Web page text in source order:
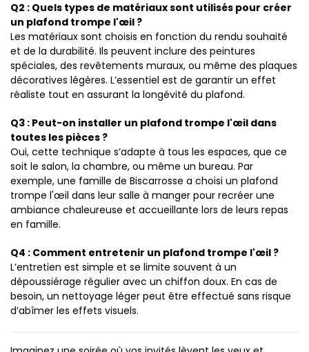
Q2 : Quels types de matériaux sont utilisés pour créer
un plafond trompe l'œil ?
Les matériaux sont choisis en fonction du rendu souhaité
et de la durabilité. Ils peuvent inclure des peintures
spéciales, des revêtements muraux, ou même des plaques
décoratives légères. L’essentiel est de garantir un effet
réaliste tout en assurant la longévité du plafond.
Q3 : Peut-on installer un plafond trompe l'œil dans
toutes les pièces ?
Oui, cette technique s’adapte à tous les espaces, que ce
soit le salon, la chambre, ou même un bureau. Par
exemple, une famille de Biscarrosse a choisi un plafond
trompe l'œil dans leur salle à manger pour recréer une
ambiance chaleureuse et accueillante lors de leurs repas
en famille.
Q4 : Comment entretenir un plafond trompe l'œil ?
L’entretien est simple et se limite souvent à un
dépoussiérage régulier avec un chiffon doux. En cas de
besoin, un nettoyage léger peut être effectué sans risque
d’abîmer les effets visuels.